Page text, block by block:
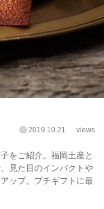
2019.10.21 views
をご紹介。福岡土産と
見た目のインパクトや
ップ。プチギフトに最